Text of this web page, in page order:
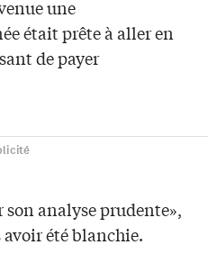
une
était prête à aller en
de payer
son analyse prudente»,
été blanchie.